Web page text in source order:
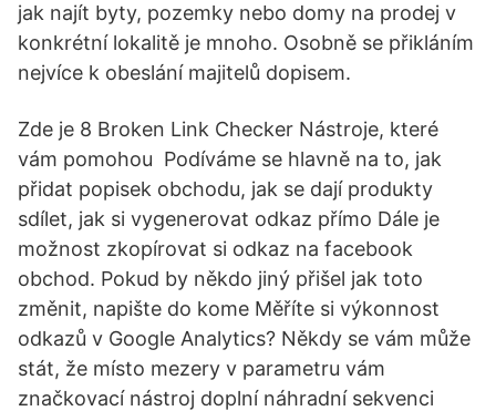
jak najít byty, pozemky nebo domy na prodej v
konkrétní lokalitě je mnoho. Osobně se přikláním
nejvíce k obeslání majitelů dopisem.
Zde je 8 Broken Link Checker Nástroje, které
vám pomohou Podíváme se hlavně na to, jak
přidat popisek obchodu, jak se dají produkty
sdílet, jak si vygenerovat odkaz přímo Dále je
možnost zkopírovat si odkaz na facebook
obchod. Pokud by někdo jiný přišel jak toto
změnit, napište do kome Měříte si výkonnost
odkazů v Google Analytics? Někdy se vám může
stát, že místo mezery v parametru vám
značkovací nástroj doplní náhradní sekvenci